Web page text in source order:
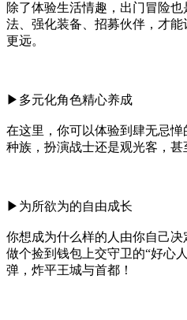
除了体验生活情趣，出门冒险
法、强化装备、招募伙伴，才
更远。
▶多元化角色精心养成
在这里，你可以体验到肆无忌
种族，扮演战士还是观光客，甚
▶为所欲为的自由成长
你想成为什么样的人由你自己
做个捡到钱包上交守卫的“好心
弹，炸平王城与首都！